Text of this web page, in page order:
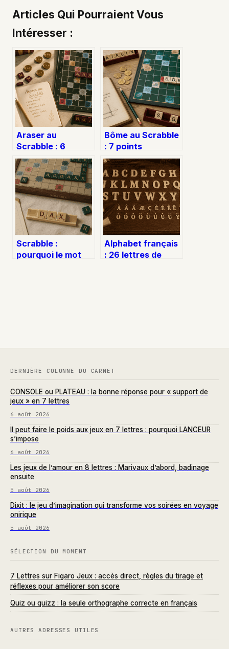
Articles Qui Pourraient Vous
Intéresser :
Araser au
Scrabble : 6
points garantis et
astuces de
placement
Bôme au Scrabble
: 7 points
immédiats et 4
extensions pour
dominer la grille
Scrabble :
pourquoi le mot
Alphabet français
: 26 lettres de
DERNIÈRE COLONNE DU CARNET
CONSOLE ou PLATEAU : la bonne réponse pour « support de
jeux » en 7 lettres
6 août 2026
Il peut faire le poids aux jeux en 7 lettres : pourquoi LANCEUR
s’impose
6 août 2026
Les jeux de l’amour en 8 lettres : Marivaux d’abord, badinage
ensuite
5 août 2026
Dixit : le jeu d’imagination qui transforme vos soirées en voyage
onirique
5 août 2026
SÉLECTION DU MOMENT
7 Lettres sur Figaro Jeux : accès direct, règles du tirage et
réflexes pour améliorer son score
Quiz ou quizz : la seule orthographe correcte en français
AUTRES ADRESSES UTILES